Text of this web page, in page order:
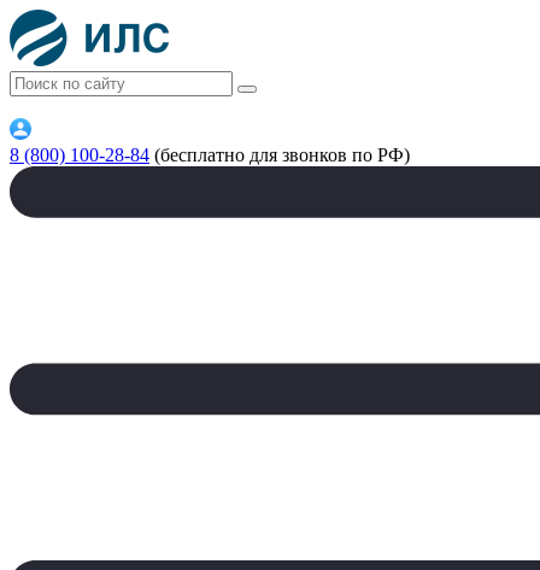
8 (800) 100-28-84 (бесплатно для звонков по РФ)